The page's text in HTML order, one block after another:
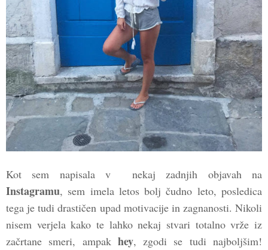
Kot sem napisala v nekaj zadnjih objavah na
Instagramu, sem imela letos bolj čudno leto, posledica
tega je tudi drastičen upad motivacije in zagnanosti. Nikoli
nisem verjela kako te lahko nekaj stvari totalno vrže iz
začrtane smeri, ampak hey, zgodi se tudi najboljšim!